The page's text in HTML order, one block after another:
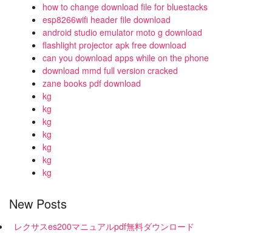
how to change download file for bluestacks
esp8266wifi header file download
android studio emulator moto g download
flashlight projector apk free download
can you download apps while on the phone
download mmd full version cracked
zane books pdf download
kg
kg
kg
kg
kg
kg
kg
New Posts
レクサスes200マニュアルpdf無料ダウンロード